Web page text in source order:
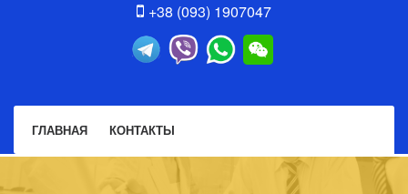
+38 (093) 1907047
ГЛАВНАЯ КОНТАКТЫ